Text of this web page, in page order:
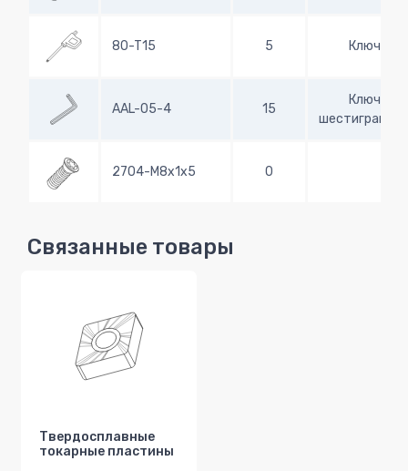
80-T15 5 Ключ
AAL-05-4 15
Ключ
2704-M8x1x5 0
Связанные товары
Твердосплавные
токарные пластины